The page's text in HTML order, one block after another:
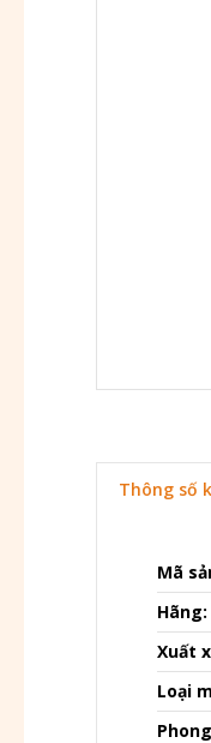
Thông số
Mã
Hãng:
Xuất
Loại